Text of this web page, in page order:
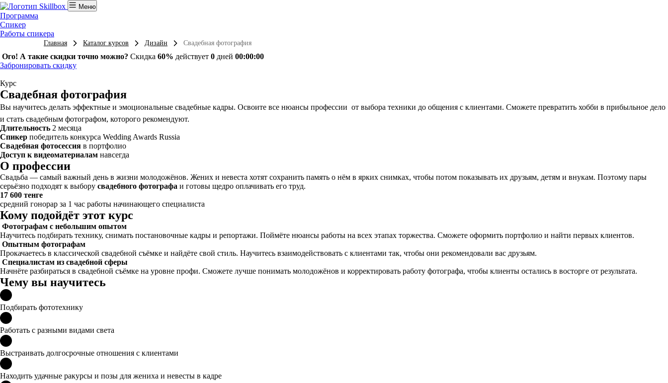
Меню
Программа
Спикер
Работы спикера
Главная Каталог курсов Дизайн Свадебная фотография
Ого! А такие скидки точно можно? Скидка 60% действует 0 дней 00:00:00
Забронировать скидку
Курс
Свадебная фотография
Вы научитесь делать эффектные и эмоциональные свадебные кадры. Освоите все нюансы профессии  от выбора техники до общения с клиентами. Сможете превратить хобби в прибыльное дело
и стать свадебным фотографом, которого рекомендуют.
Длительность 2 месяца
Спикер победитель конкурса Wedding Awards Russia
Свадебная фотосессия в портфолио
Доступ к видеоматериалам навсегда
О профессии
Свадьба — самый важный день в жизни молодожёнов. Жених и невеста хотят сохранить память о нём в ярких снимках, чтобы потом показывать их друзьям, детям и внукам. Поэтому пары
серьёзно подходят к выбору свадебного фотографа и готовы щедро оплачивать его труд.
17 600 тенге
средний гонорар за 1 час работы начинающего специалиста
Кому подойдёт этот курс
Фотографам с небольшим опытом
Научитесь подбирать технику, снимать постановочные кадры и репортажи. Поймёте нюансы работы на всех этапах торжества. Сможете оформить портфолио и найти первых клиентов.
Опытным фотографам
Прокачаетесь в классической свадебной съёмке и найдёте свой стиль. Научитесь взаимодействовать с клиентами так, чтобы они рекомендовали вас друзьям.
Специалистам из свадебной сферы
Начнёте разбираться в свадебной съёмке на уровне профи. Сможете лучше понимать молодожёнов и корректировать работу фотографа, чтобы клиенты остались в восторге от результата.
Чему вы научитесь
Подбирать фототехнику
Работать с разными видами света
Выстраивать долгосрочные отношения с клиентами
Находить удачные ракурсы и позы для жениха и невесты в кадре